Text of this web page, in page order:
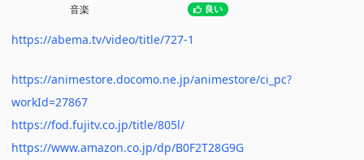
音楽 良い
https://abema.tv/video/title/727-1
https://animestore.docomo.ne.jp/animestore/ci_pc?
workId=27867
https://fod.fujitv.co.jp/title/805l/
https://www.amazon.co.jp/dp/B0F2T28G9G